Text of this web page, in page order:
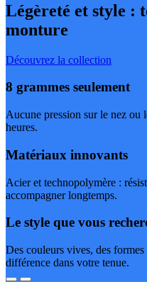
Légèreté et style :
monture
Découvrez la collection
8 grammes seulement
Aucune pression sur le nez ou
heures.
Matériaux innovants
Acier et technopolymère :
accompagner longtemps.
Le style que vous
Des couleurs vives, des
différence dans votre tenue.